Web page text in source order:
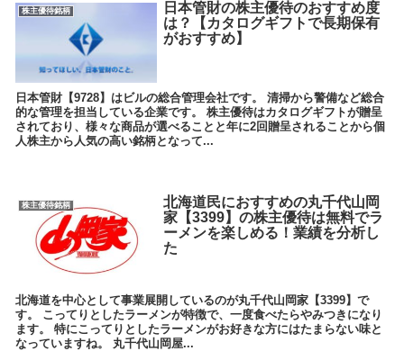
株主優待銘柄
日本管財の株主優待のおすすめ度
は？【カタログギフトで長期保有
がおすすめ】
日本管財【9728】はビルの総合管理会社です。 清掃から警備など総合
的な管理を担当している企業です。 株主優待はカタログギフトが贈呈
されており、様々な商品が選べることと年に2回贈呈されることから個
人株主から人気の高い銘柄となって...
株主優待銘柄
北海道民におすすめの丸千代山岡
家【3399】の株主優待は無料でラ
ーメンを楽しめる！業績を分析し
た
北海道を中心として事業展開しているのが丸千代山岡家【3399】で
す。 こってりとしたラーメンが特徴で、一度食べたらやみつきになり
ます。 特にこってりとしたラーメンがお好きな方にはたまらない味と
なっていますね。 丸千代山岡屋...